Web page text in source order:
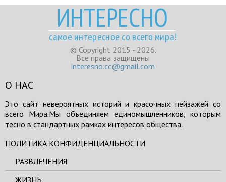
ИНТЕРЕСНО
самое интересное со всего мира!
© Copyright 2015 - 2026.
Все права защищены
interesno.cc@gmail.com
О НАС
Это сайт невероятных историй и красочных пейзажей со
всего Мира.Мы объединяем единомышленников, которым
тесно в стандартных рамках интересов общества.
ПОЛИТИКА КОНФИДЕНЦИАЛЬНОСТИ
РАЗВЛЕЧЕНИЯ